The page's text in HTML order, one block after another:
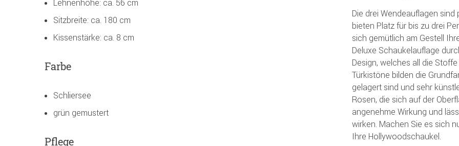
Lehnenhöhe: ca. 56 cm
Sitzbreite: ca. 180 cm
Kissenstärke: ca. 8 cm
Farbe
Schliersee
grün gemustert
Pflege
Die drei Wendeauflagen
bieten Platz für bis zu drei
sich gemütlich am Gestell
Deluxe Schaukelauflage
Design, welches all die
Türkistöne bilden die
gelagert sind und sehr
Rosen, die sich auf der
angenehme Wirkung und
wirken. Machen Sie es sich
Ihre Hollywoodschaukel.